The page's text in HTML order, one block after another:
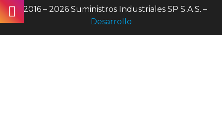
© 2016 – 2026 Suministros Industriales SP S.A.S. –
Desarrollo